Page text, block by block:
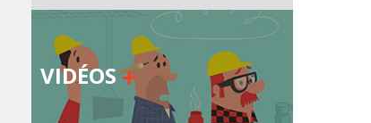
VIDÉOS